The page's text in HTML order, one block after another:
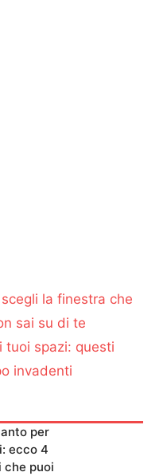
la finestra che
sai su di te
tuoi spazi: questi
invadenti
per
ecco 4
che puoi